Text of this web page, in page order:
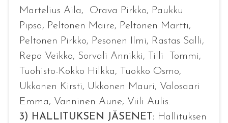
Martelius Aila, Orava Pirkko, Paukku
Pipsa, Peltonen Maire, Peltonen Martti,
Peltonen Pirkko, Pesonen Ilmi, Rastas Salli,
Repo Veikko, Sorvali Annikki, Tilli Tommi,
Tuohisto-Kokko Hilkka, Tuokko Osmo,
Ukkonen Kirsti, Ukkonen Mauri, Valosaari
Emma, Vanninen Aune, Viili Aulis.
3) HALLITUKSEN JÄSENET: Hallituksen